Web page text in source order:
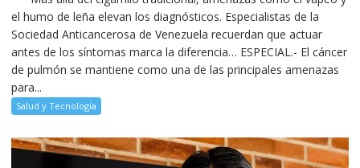
el humo de leña elevan los diagnósticos. Especialistas de la
Sociedad Anticancerosa de Venezuela recuerdan que actuar
antes de los síntomas marca la diferencia… ESPECIAL.- El cáncer
de pulmón se mantiene como una de las principales amenazas
para...
Salud y Tecnología